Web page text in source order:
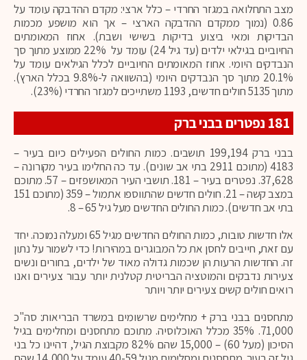
מצב התחלואה במגזר החרדי – כלל ארצי: מקדם ההדבקה עומד על
0.86 (נמוך ממקדם ההדבקה הארצי – אך הוא מושפע מכמות
הבדיקות ומאי ביצוע בדיקות בשישי ושבת). אחוז המאומתים
החיוביים בגילאי ילדים (עד גיל 24) עומד על 22% ממוצע מתוך סך
הנבדקים היומי. אחוז המאומתים החיוביים לכלל הגילאים עומד על
20.1% מתוך סך הנבדקים היומי (בהשוואה ל-9.8% בכלל הארץ).
מתוך 5135 חולים חדשים, 1193 משתייכים למגזר החרדי (23%).
181 נפטרים בבני ברק
בבני ברק 199,194 תושבים. כמות החולים הפעילים כיום בעיר –
4183 (מתוכם 2911 בתי אב שונים). עד כה החלימו בעיר מקורונה –
37,628. נפטרים בעיר – 181. תושבי העיר המאושפזים – 57. מתוכם
במצב קשה – 21. חולים חדשים שהתווספו אתמול – 359 (מתוכם 151
בתי אב חדשים). כמות החולים החדשים מעל גיל 65 – 8.
אלו חדשות טובות, כמות החולים החדשים מגיל 65 ומעלה נמוכה. יחד
עם זאת, חייבים לחסן את כל המבוגרים במהירות! כדי לשמור על נתון
זה. החדשות הרעות הן שכמות גדולה מאוד של ילדים, בחורים ונשים
צעירות נדבקים והמוטציה הבריטית קטלנית יותר עבור צעירים ואנו
רואים חולים קשים צעירים יותר ויותר
מתחסנים בבני ברק + מחלימים שרשומים במשרד הבריאות: סה"כ
71,000. 35% מכלל האוכלוסיה. מתוכם מתחסנים ומחלימים בגיל
הסיכון (מעל 60) – 15,000 שהם 82% מקבוצת הגיל, דהיינו כל בני